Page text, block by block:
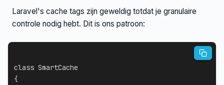
Laravel's cache tags zijn geweldig totdat je granulaire
controle nodig hebt. Dit is ons patroon:
class SmartCache
{